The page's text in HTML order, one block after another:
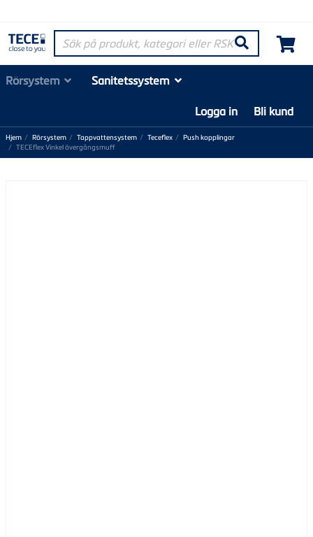
Sök på produkt, kategori eller RSK-nummer
Søk
Rörsystem
Sanitetssystem
Logga in
Bli kund
Hjem Rörsystem Tappvattensystem Teceflex
Push kopplingar
TECEflex Vinkel övergångsmuff